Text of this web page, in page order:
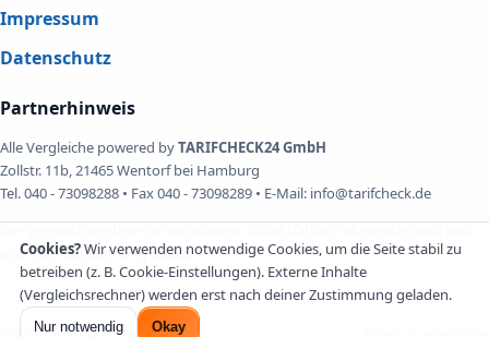
Impressum
Datenschutz
Partnerhinweis
Alle Vergleiche powered byTARIFCHECK24 GmbH
Zollstr. 11b, 21465 Wentorf bei Hamburg
Tel. 040 - 73098288 • Fax 040 - 73098289 • E-Mail: info@tarifcheck.de
erst nach Zustimmung geladen.
Cookies?Wir verwenden notwendige Cookies, um die Seite stabil zu
betreiben (z. B. Cookie-Einstellungen). Externe Inhalte
(Vergleichsrechner) werden erst nach deiner Zustimmung geladen.
Nur notwendig Okay